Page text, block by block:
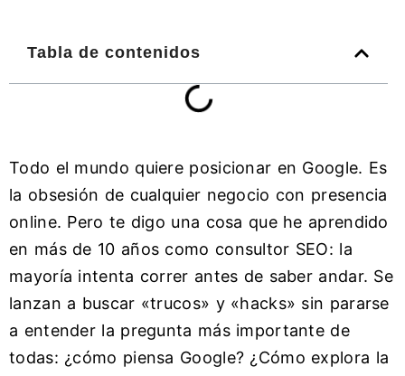
Tabla de contenidos
Todo el mundo quiere posicionar en Google. Es
la obsesión de cualquier negocio con presencia
online. Pero te digo una cosa que he aprendido
en más de 10 años como consultor SEO: la
mayoría intenta correr antes de saber andar. Se
lanzan a buscar «trucos» y «hacks» sin pararse
a entender la pregunta más importante de
todas: ¿cómo piensa Google? ¿Cómo explora la